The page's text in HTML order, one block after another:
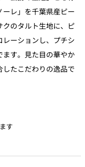
レ」 を千葉県産ピー
クのタルト生地に、 ピ
ーションし、 プチシ
す。 見た目の華やか
たこだわりの逸品で
す